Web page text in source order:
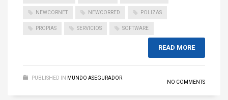
NEWCORNET NEWCORRED POLIZAS
PROPIAS SERVICIOS SOFTWARE
READ MORE
PUBLISHED IN MUNDO ASEGURADOR
NO COMMENTS